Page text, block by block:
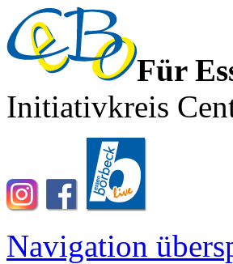
Für
Initiativkreis
Navigation